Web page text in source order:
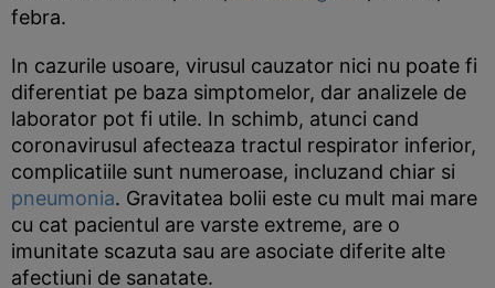
febra.
In cazurile usoare, virusul cauzator nici nu poate fi
diferentiat pe baza simptomelor, dar analizele de
laborator pot fi utile. In schimb, atunci cand
coronavirusul afecteaza tractul respirator inferior,
complicatiile sunt numeroase, incluzand chiar si
pneumonia. Gravitatea bolii este cu mult mai mare
cu cat pacientul are varste extreme, are o
imunitate scazuta sau are asociate diferite alte
afectiuni de sanatate.